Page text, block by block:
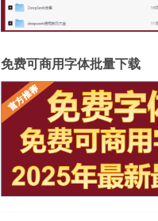
免费可商用字体批量下载